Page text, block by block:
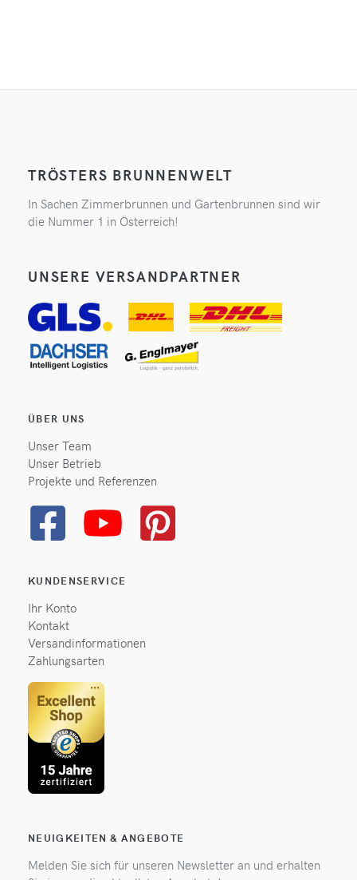
TRÖSTERS BRUNNENWELT
In Sachen Zimmerbrunnen und Gartenbrunnen sind wir
die Nummer 1 in Österreich!
UNSERE VERSANDPARTNER
ÜBER UNS
Unser Team
Unser Betrieb
Projekte und Referenzen
KUNDENSERVICE
Ihr Konto
Kontakt
Versandinformationen
Zahlungsarten
NEUIGKEITEN & ANGEBOTE
Melden Sie sich für unseren Newsletter an und erhalten